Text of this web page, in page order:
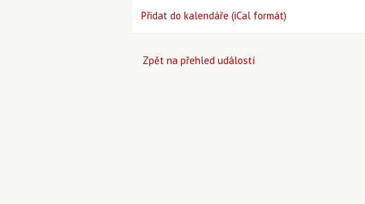
Přidat do kalendáře (iCal formát)
Zpět na přehled událostí